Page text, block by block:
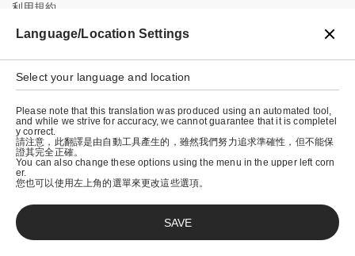
利用規約
プライバシーポリシー
特定商取引法に基づく表示
会社概要
© graniph inc.
Language/Location Settings
Select your language and location
Please note that this translation was produced using an automated tool,
and while we strive for accuracy, we cannot guarantee that it is completel
y correct.
請注意，此翻譯是由自動工具產生的，雖然我們努力追求準確性，但不能保
證其完全正確。
You can also change these options using the menu in the upper left corn
er.
您也可以使用左上角的選單來更改這些選項。
SAVE